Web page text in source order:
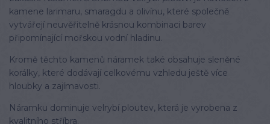
kamene larimaru, smaragdu a olivínu, které společně
vytvářejí neuvěřitelně krásnou kombinaci barev
připomínající mořskou vodní hladinu.
Kromě těchto kamenů náramek také obsahuje sleněné
korálky, které dodávají celkovému vzhledu ještě více
hloubky a zajímavosti.
Náramku dominuje velrybí ploutev, která je vyrobena z
kvalitního stříbra.